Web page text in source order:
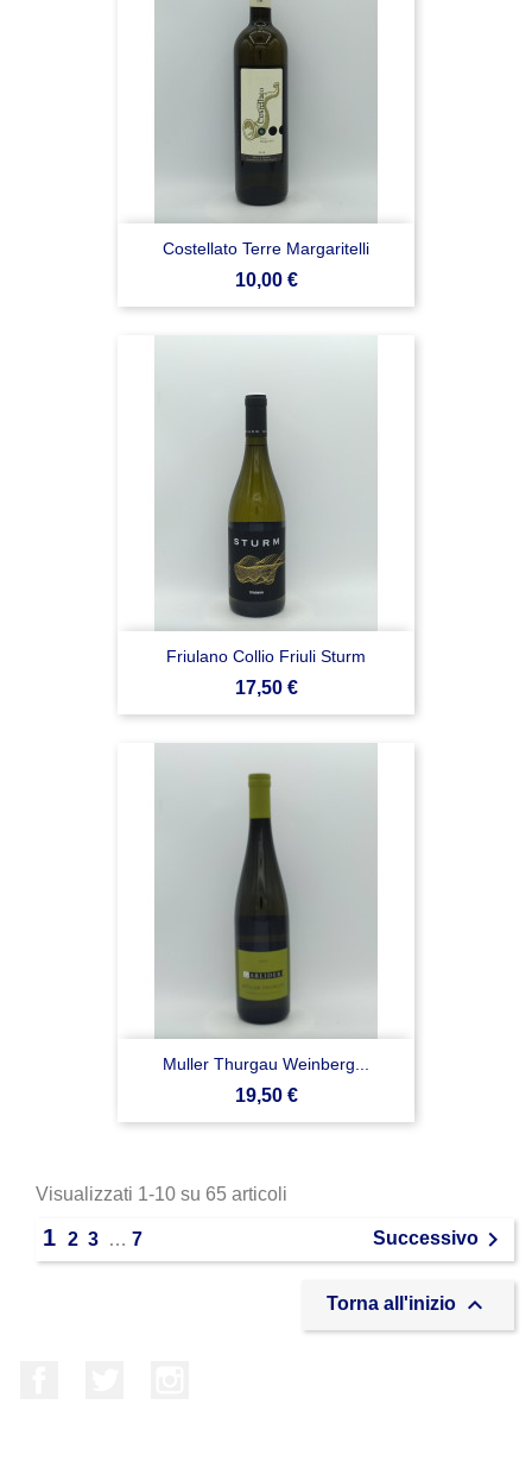
Costellato Terre Margaritelli
Prezzo
10,00 €
Friulano Collio Friuli Sturm
Prezzo
17,50 €
Muller Thurgau Weinberg...
Prezzo
19,50 €
Visualizzati 1-10 su 65 articoli
1 2 3 … 7 Successivo 
Torna all'inizio 